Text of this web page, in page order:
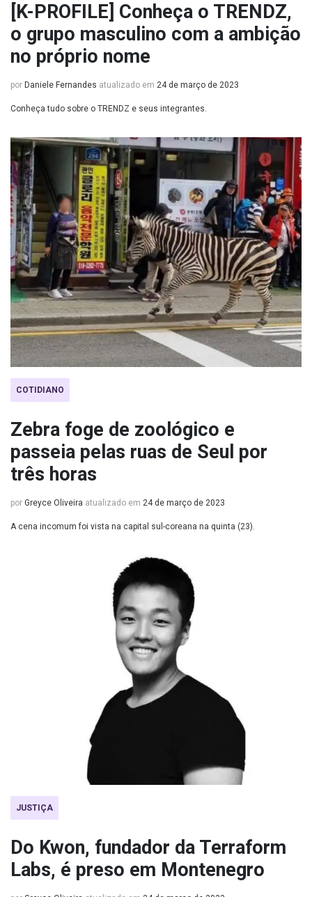
[K-PROFILE] Conheça o TRENDZ,
o grupo masculino com a ambição
no próprio nome
por Daniele Fernandes atualizado em 24 de março de 2023
Conheça tudo sobre o TRENDZ e seus integrantes.
COTIDIANO
Zebra foge de zoológico e
passeia pelas ruas de Seul por
três horas
por Greyce Oliveira atualizado em 24 de março de 2023
A cena incomum foi vista na capital sul-coreana na quinta (23).
JUSTIÇA
Do Kwon, fundador da Terraform
Labs, é preso em Montenegro